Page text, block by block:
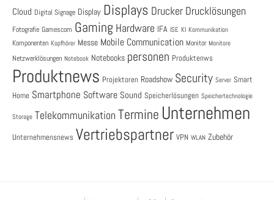
Cloud Digital Signage Display Displays Drucker Drucklösungen
Fotografie Gamescom Gaming Hardware IFA ISE KI Kommunikation
Komponenten Kopfhörer Messe Mobile Communication Monitor Monitore
Netzwerklösungen Notebook Notebooks personen Produktenws
Produktnews Projektoren Roadshow Security Server Smart
Home Smartphone Software Sound Speicherlösungen Speichertechnologie
Storage Telekommunikation Termine Unternehmen
Unternehmensnews Vertriebspartner VPN WLAN Zubehör